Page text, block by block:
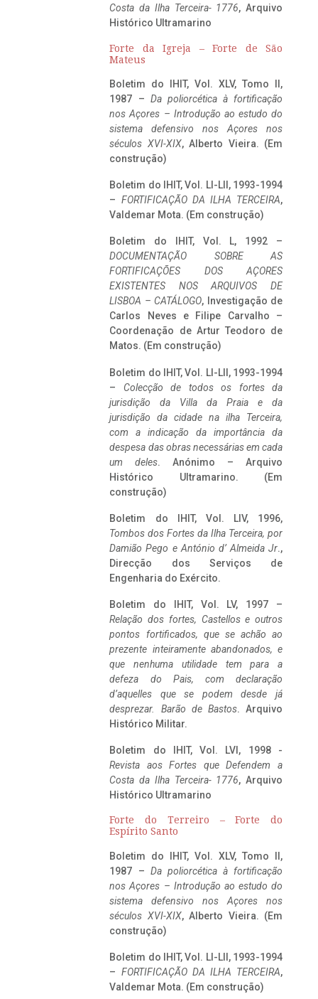
Costa da Ilha Terceira- 1776, Arquivo
Histórico Ultramarino
Forte da Igreja – Forte de São
Mateus
Boletim do IHIT, Vol. XLV, Tomo II,
1987 – Da poliorcética à fortificação
nos Açores – Introdução ao estudo do
sistema defensivo nos Açores nos
séculos XVI-XIX, Alberto Vieira. (Em
construção)
Boletim do IHIT, Vol. LI-LII, 1993-1994
– FORTIFICAÇÃO DA ILHA TERCEIRA,
Valdemar Mota. (Em construção)
Boletim do IHIT, Vol. L, 1992 –
DOCUMENTAÇÃO SOBRE AS
FORTIFICAÇÕES DOS AÇORES
EXISTENTES NOS ARQUIVOS DE
LISBOA – CATÁLOGO, Investigação de
Carlos Neves e Filipe Carvalho –
Coordenação de Artur Teodoro de
Matos. (Em construção)
Boletim do IHIT, Vol. LI-LII, 1993-1994
– Colecção de todos os fortes da
jurisdição da Villa da Praia e da
jurisdição da cidade na ilha Terceira,
com a indicação da importância da
despesa das obras necessárias em cada
um deles. Anónimo – Arquivo
Histórico Ultramarino. (Em
construção)
Boletim do IHIT, Vol. LIV, 1996,
Tombos dos Fortes da Ilha Terceira, por
Damião Pego e António d’ Almeida Jr.,
Direcção dos Serviços de
Engenharia do Exército.
Boletim do IHIT, Vol. LV, 1997 –
Relação dos fortes, Castellos e outros
pontos fortificados, que se achão ao
prezente inteiramente abandonados, e
que nenhuma utilidade tem para a
defeza do Pais, com declaração
d’aquelles que se podem desde já
desprezar. Barão de Bastos. Arquivo
Histórico Militar.
Boletim do IHIT, Vol. LVI, 1998 -
Revista aos Fortes que Defendem a
Costa da Ilha Terceira- 1776, Arquivo
Histórico Ultramarino
Forte do Terreiro – Forte do
Espírito Santo
Boletim do IHIT, Vol. XLV, Tomo II,
1987 – Da poliorcética à fortificação
nos Açores – Introdução ao estudo do
sistema defensivo nos Açores nos
séculos XVI-XIX, Alberto Vieira. (Em
construção)
Boletim do IHIT, Vol. LI-LII, 1993-1994
– FORTIFICAÇÃO DA ILHA TERCEIRA,
Valdemar Mota. (Em construção)